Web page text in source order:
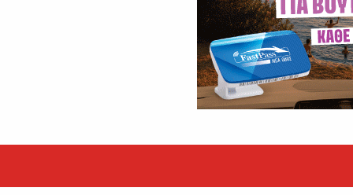
η Βίκυ Σωκρ. Γερασίμου